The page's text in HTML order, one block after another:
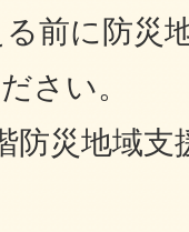
前に防災
さい。
防災地域